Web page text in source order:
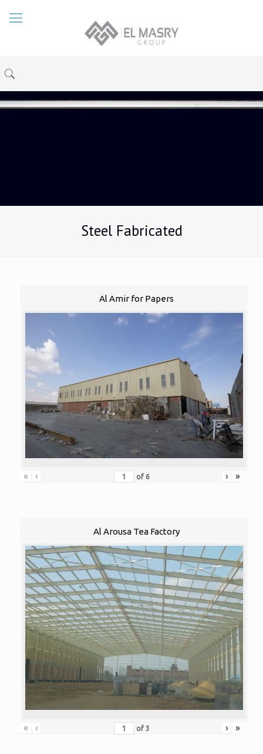
Steel Fabricated
Al Amir for Papers
« ‹ of 6 › »
Al Arousa Tea Factory
« ‹ of 3 › »